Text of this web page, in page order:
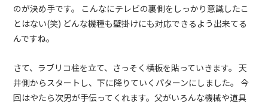
のが決め手です。 こんなにテレビの裏側をしっかり意識したこ
とはない(笑) どんな機種も壁掛けにも対応できるよう出来てる
んですね。
さて、ラブリコ柱を立て、さっそく横板を貼っていきます。 天
井側からスタートし、下に降りていくパターンにしました。 今
回はやたら次男が手伝ってくれます。父がいろんな機械や道具